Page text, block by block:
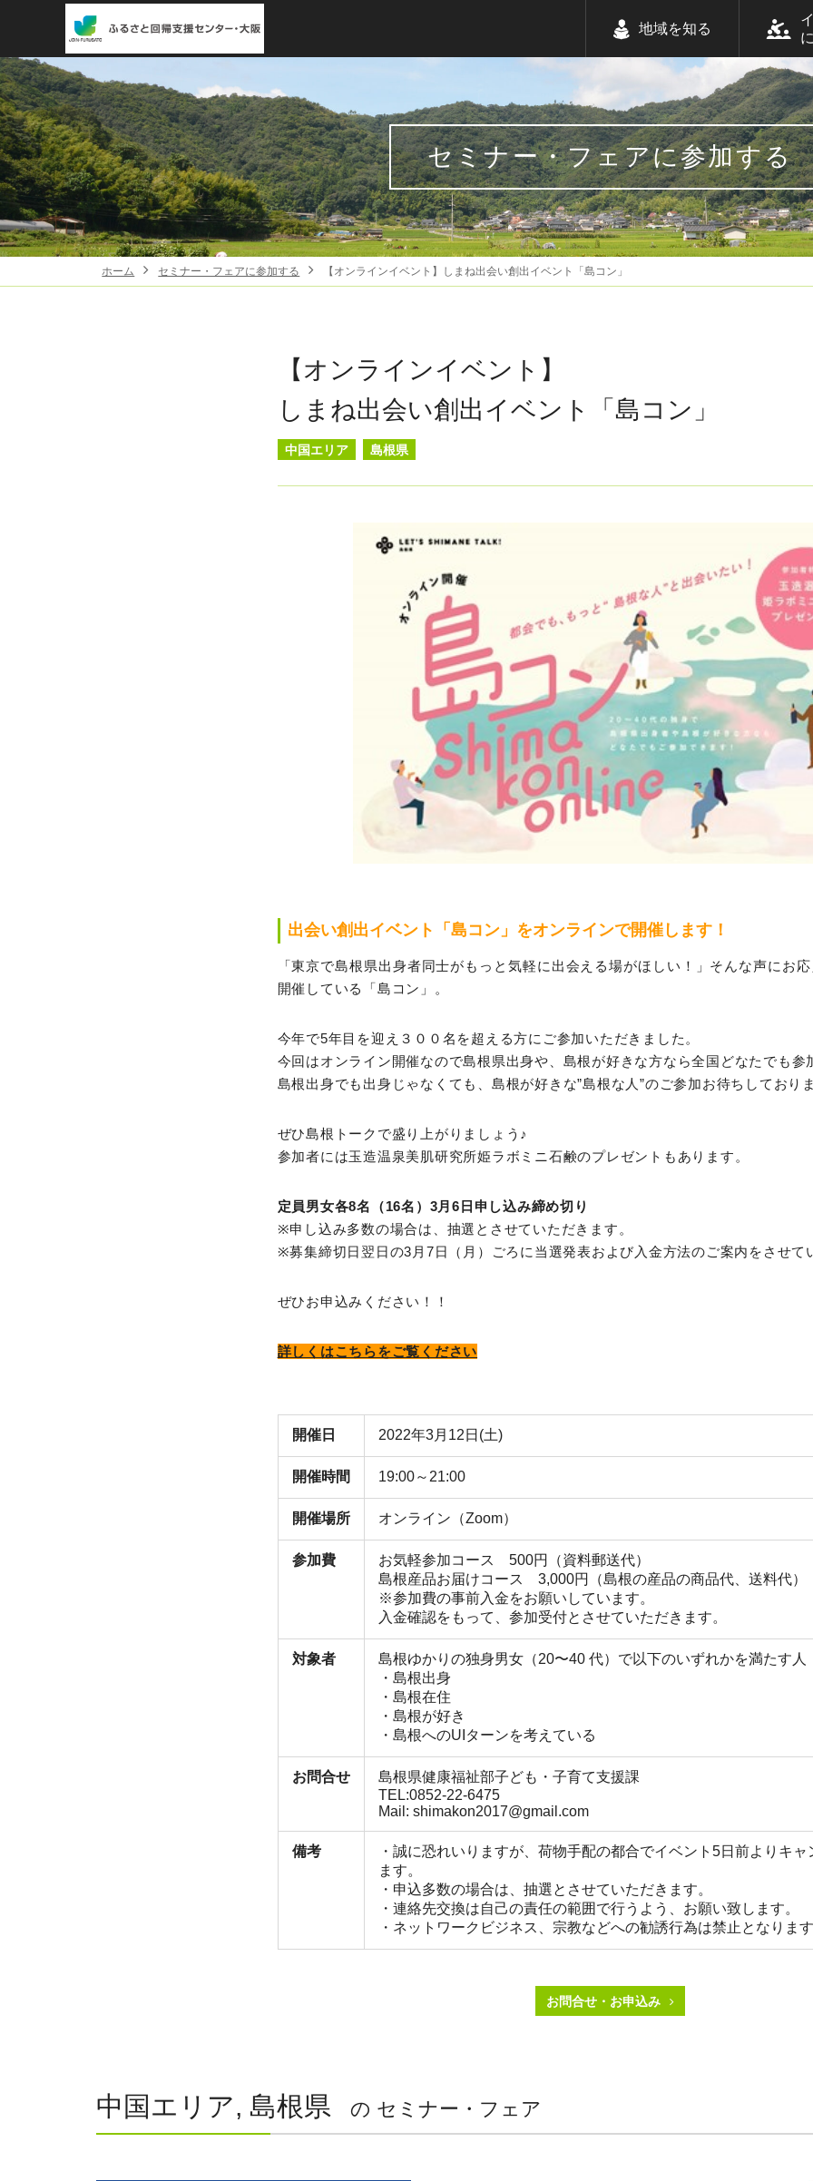
地域を知る
セミナー・フェアに参加する
ホーム セミナー・フェアに参加する 【オンラインイベント】しまね出会い創出イベント「島コン」
【オンラインイベント】
しまね出会い創出イベント「島コン」
中国エリア 島根県
出会い創出イベント「島コン」をオンラインで開催します！
「東京で島根県出身者同士がもっと気軽に出会える場がほしい！」そんな声にお
開催している「島コン」。
今年で5年目を迎え３００名を超える方にご参加いただきました。
今回はオンライン開催なので島根県出身や、島根が好きな方なら全国どなたでも参
島根出身でも出身じゃなくても、島根が好きな”島根な人”のご参加お待ちしており
ぜひ島根トークで盛り上がりましょう♪
参加者には玉造温泉美肌研究所姫ラボミニ石鹸のプレゼントもあります。
定員男女各8名（16名）3月6日申し込み締め切り
※申し込み多数の場合は、抽選とさせていただきます。
※募集締切日翌日の3月7日（月）ごろに当選発表および入金方法のご案内をさせて
ぜひお申込みください！！
詳しくはこちらをご覧ください
開催日 2022年3月12日(土)
開催時間 19:00～21:00
開催場所 オンライン（Zoom）
参加費
お気軽参加コース 500円（資料郵送代）
島根産品お届けコース 3,000円（島根の産品の商品代、送料代）
※参加費の事前入金をお願いしています。
入金確認をもって、参加受付とさせていただきます。
対象者
島根ゆかりの独⾝男⼥（20〜40 代）で以下のいずれかを満たす⼈
・島根出⾝
・島根在住
・島根が好き
・島根へのUIターンを考えている
お問合せ
島根県健康福祉部⼦ども・⼦育て⽀援課
TEL:0852-22-6475
Mail: shimakon2017@gmail.com
備考
・誠に恐れいりますが、荷物手配の都合でイベント5⽇前よりキャ
ます。
・申込多数の場合は、抽選とさせていただきます。
・連絡先交換は⾃⼰の責任の範囲で⾏うよう、お願い致します。
・ネットワークビジネス、宗教などへの勧誘⾏為は禁⽌となります
お問合せ・お申込み
中国エリア, 島根県 の セミナー・フェア